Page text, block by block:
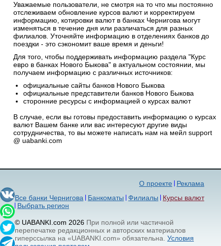
Уважаемые пользователи, не смотря на то что мы постоянно
отслеживаем обновление курсов валют и корректируем
информацию, котировки валют в банках Чернигова могут
изменяться в течение дня или различаться для разных
филиалов. Уточняйте информацию в отделениях банков до
поездки - это сэкономит ваше время и деньги!
Для того, чтобы поддерживать информацию раздела "Курс
евро в банках Нового Быкова" в актуальном состоянии, мы
получаем информацию с различных источников:
официальные сайты банков Нового Быкова
официальные представители банков Нового Быкова
сторонние ресурсы с информацией о курсах валют
В случае, если вы готовы предоставить информацию о курсах
валют Вашем банке или вас интересуют другие виды
сотрудничества, то вы можете написать нам на мейл support
@ uabanki.com
Реклама
О проекте
Все банки Чернигова
Банкоматы Филиалы
Курсы валют
Выбрать регион
© UABANKI.com 2026 При полной или частичной
перепечатке редакционных и авторских материалов
гиперссылка на «UABANKI.com» обязательна. Условия